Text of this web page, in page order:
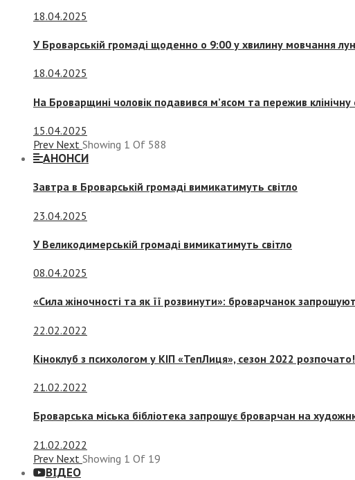
18.04.2025
У Броварській громаді щоденно о 9:00 у хвилину мовчання
18.04.2025
На Броварщині чоловік подавився м’ясом та пережив
15.04.2025
Prev Next Showing 1 Of 588
АНОНСИ
Завтра в Броварській громаді вимикатимуть світло
23.04.2025
У Великодимерській громаді вимикатимуть світло
08.04.2025
«Сила жіночності та як її розвинути»: броварчанок
22.02.2022
Кіноклуб з психологом у КІП «ТепЛиця», сезон 2022 розпочато!
21.02.2022
Броварська міська бібліотека запрошує броварчан на
21.02.2022
Prev Next Showing 1 Of 19
ВІДЕО